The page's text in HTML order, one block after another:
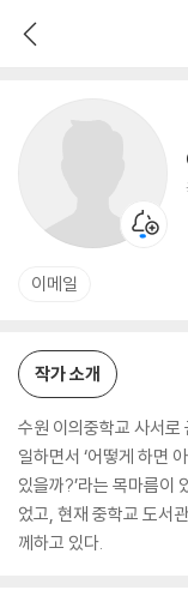
인
이메일
작가 소개
수원 이의중학교 사서로
일하면서 ‘어떻게 하면
있을까?’라는 목마름이
었고, 현재 중학교 도서
께하고 있다.